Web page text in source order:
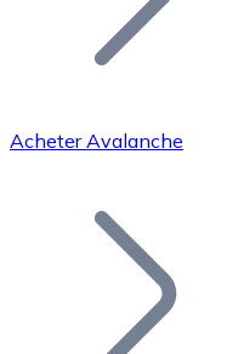
Bitcoin
Acheter Avalanche